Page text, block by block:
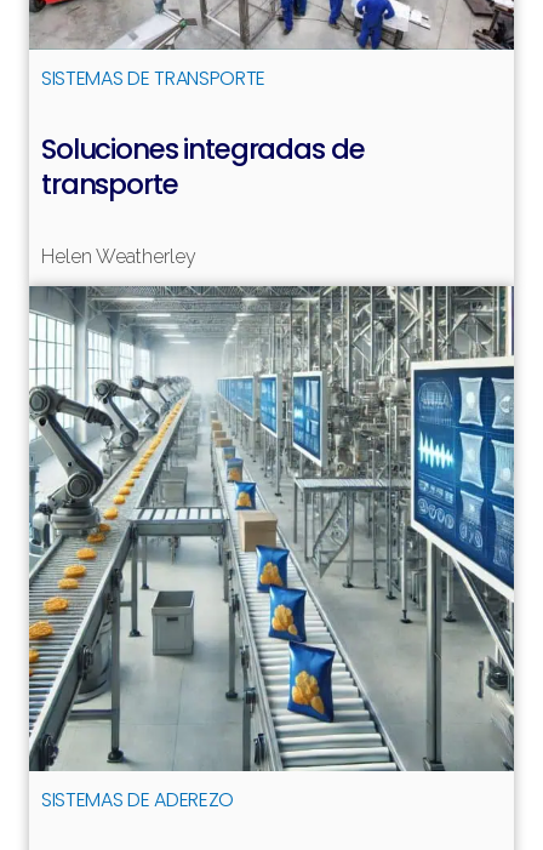
Leer más
SISTEMAS DE TRANSPORTE
Soluciones integradas de
transporte
Helen Weatherley
SISTEMAS DE ADEREZO